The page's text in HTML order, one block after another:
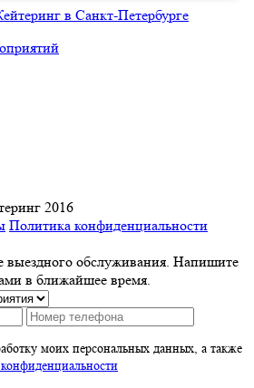
2016
Политика конфиденциальности
выездного обслуживания. Напишите
в ближайшее время.
моих персональных данных, а также